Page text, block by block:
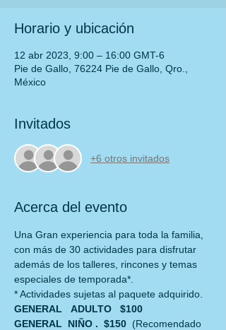
Horario y ubicación
12 abr 2023, 9:00 – 16:00 GMT-6
Pie de Gallo, 76224 Pie de Gallo, Qro.,
México
Invitados
+6 otros invitados
Acerca del evento
Una Gran experiencia para toda la familia,
con más de 30 actividades para disfrutar
además de los talleres, rincones y temas
especiales de temporada*.
* Actividades sujetas al paquete adquirido.
GENERAL   ADULTO   $100
GENERAL  NIÑO .  $150 (Recomendado